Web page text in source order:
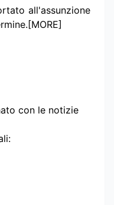
all'assunzione
con le notizie